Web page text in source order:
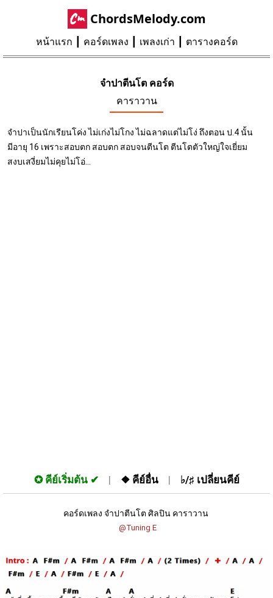
ChordsMelody.com
หน้าแรก คอร์ดเพลง เพลงเก่า ตารางคอร์ด
จำปาตีนโต คอร์ด
คาราวาน
จำปาเป็นนักเรียนโค่ง ไม่เก่งไม่โกง ไม่ฉลาดแต่ไม่โง่ ถึงตอน ป.4 นั้น
มีอายุ 16 เพราะสอบตก สอบตก สอบจนตีนโต ตีนโตตัวใหญ่ใจเยี่ยม
สงบเสงี่ยมไม่คุยไม่โอ่...
✪ คีย์เริ่มต้น ❖ คีย์อื่น ♭/♯ เปลี่ยนคีย์
คอร์ดเพลง จำปาตีนโต ศิลปิน คาราวาน
@Tuning E